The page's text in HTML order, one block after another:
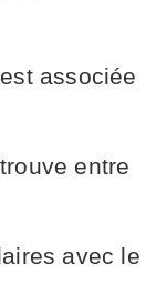
associée
entre
avec le